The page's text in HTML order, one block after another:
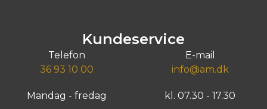
Kundeservice
Telefon
36 93 10 00
E-mail
info@am.dk
Mandag - fredag kl. 07.30 - 17.30